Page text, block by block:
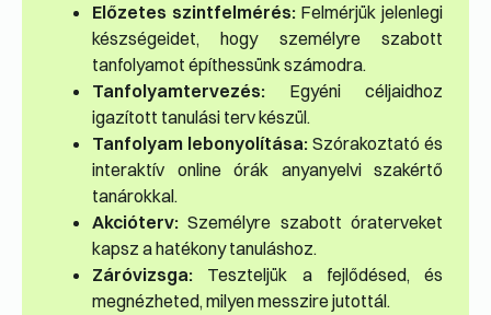
Előzetes szintfelmérés:Felmérjük jelenlegi
készségeidet, hogy személyre szabott
tanfolyamot építhessünk számodra.
Tanfolyamtervezés: Egyéni céljaidhoz
igazított tanulási terv készül.
Tanfolyam lebonyolítása: Szórakoztató és
interaktív online órák anyanyelvi szakértő
tanárokkal.
Akcióterv: Személyre szabott óraterveket
kapsz a hatékony tanuláshoz.
Záróvizsga: Teszteljük a fejlődésed, és
megnézheted, milyen messzire jutottál.